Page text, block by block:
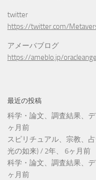
twitter
https://twitter.com/
アメーバブログ
https://ameblo.jp/
最近の投稿
科学・論文、調査結果、
ヶ月前
スピリチュアル、宗教、
光の如来) / 2年、 6ヶ月前
科学・論文、調査結果、
ヶ月前